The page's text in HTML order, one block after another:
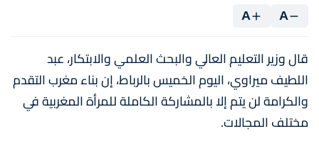
A
A
قال وزير التعليم العالي والبحث العلمي والابتكار، عبد
اللطيف ميراوي، اليوم الخميس بالرباط، إن بناء مغرب التقدم
والكرامة لن يتم إلا بالمشاركة الكاملة للمرأة المغربية في
مختلف المجالات.